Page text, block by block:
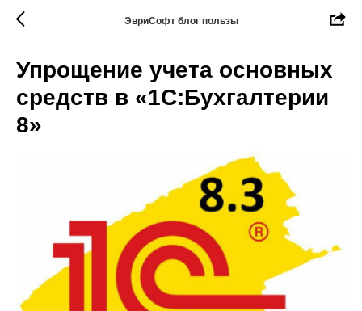
ЭвриСофт блог пользы
Упрощение учета основных
средств в «1С:Бухгалтерии
8»